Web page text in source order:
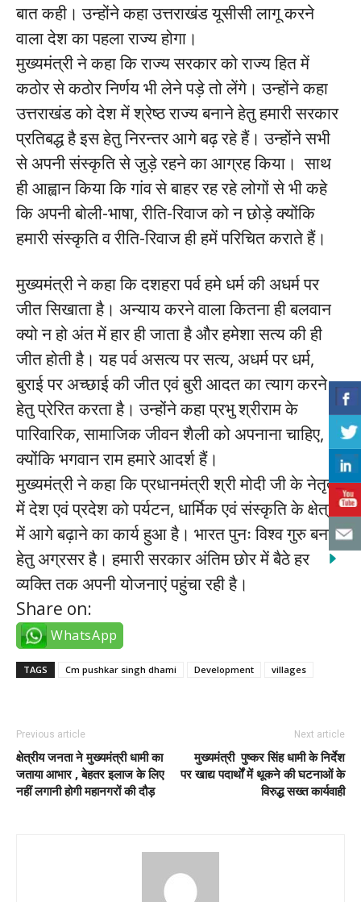
बात कही। उन्होंने कहा उत्तराखंड यूसीसी लागू करने
वाला देश का पहला राज्य होगा।
मुख्यमंत्री ने कहा कि राज्य सरकार को राज्य हित में
कठोर से कठोर निर्णय भी लेने पड़े तो लेंगे। उन्होंने कहा
उत्तराखंड को देश में श्रेष्ठ राज्य बनाने हेतु हमारी सरकार
प्रतिबद्ध है इस हेतु निरन्तर आगे बढ़ रहे हैं। उन्होंने सभी
से अपनी संस्कृति से जुड़े रहने का आग्रह किया। साथ
ही आह्वान किया कि गांव से बाहर रह रहे लोगों से भी कहे
कि अपनी बोली-भाषा, रीति-रिवाज को न छोड़े क्योंकि
हमारी संस्कृति व रीति-रिवाज ही हमें परिचित कराते हैं।
मुख्यमंत्री ने कहा कि दशहरा पर्व हमे धर्म की अधर्म पर
जीत सिखाता है। अन्याय करने वाला कितना ही बलवान
क्यो न हो अंत में हार ही जाता है और हमेशा सत्य की ही
जीत होती है। यह पर्व असत्य पर सत्य, अधर्म पर धर्म,
बुराई पर अच्छाई की जीत एवं बुरी आदत का त्याग करने
हेतु प्रेरित करता है। उन्होंने कहा प्रभु श्रीराम के
पारिवारिक, सामाजिक जीवन शैली को अपनाना चाहिए,
क्योंकि भगवान राम हमारे आदर्श हैं।
मुख्यमंत्री ने कहा कि प्रधानमंत्री श्री मोदी जी के नेतृत्व
में देश एवं प्रदेश को पर्यटन, धार्मिक एवं संस्कृति के क्षेत्र
में आगे बढ़ाने का कार्य हुआ है। भारत पुनः विश्व गुरु बनने
हेतु अग्रसर है। हमारी सरकार अंतिम छोर में बैठे हर
व्यक्ति तक अपनी योजनाएं पहुंचा रही है।
Share on:
WhatsApp
TAGS Cm pushkar singh dhami Development villages
Previous article
क्षेत्रीय जनता ने मुख्यमंत्री धामी का
जताया आभार , बेहतर इलाज के लिए
नहीं लगानी होगी महानगरों की दौड़
Next article
मुख्यमंत्री पुष्कर सिंह धामी के निर्देश
पर खाद्य पदार्थों में थूकने की घटनाओं के
विरुद्ध सख्त कार्यवाही